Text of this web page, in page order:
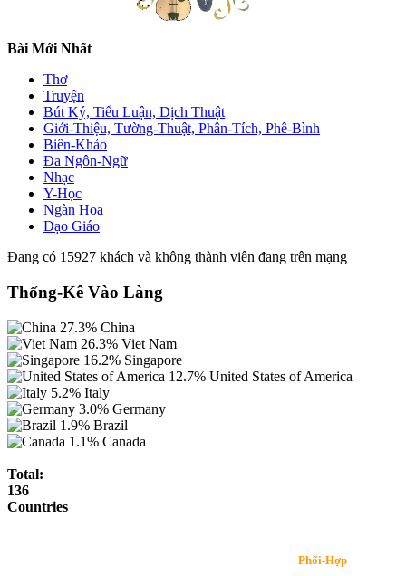
Bài Mới Nhất
Thơ
Truyện
Bút Ký, Tiểu Luận, Dịch Thuật
Giới-Thiệu, Tường-Thuật, Phân-Tích, Phê-Bình
Biên-Khảo
Đa Ngôn-Ngữ
Nhạc
Y-Học
Ngàn Hoa
Đạo Giáo
Đang có 15927 khách và không thành viên đang trên mạng
Thống-Kê Vào Làng
27.3% China
26.3% Viet Nam
16.2% Singapore
12.7% United States of America
5.2% Italy
3.0% Germany
1.9% Brazil
1.1% Canada
Total:
136
Countries
Phối-Hợp